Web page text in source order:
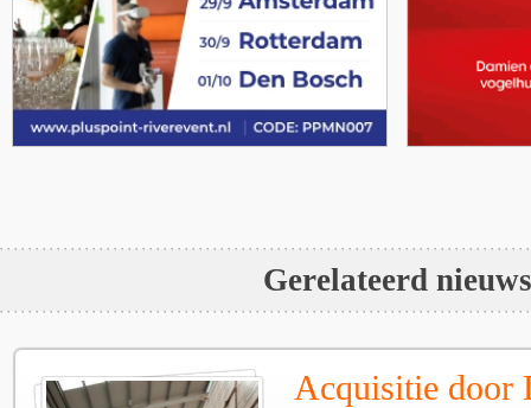
Gerelateerd nieuws
Acquisitie door